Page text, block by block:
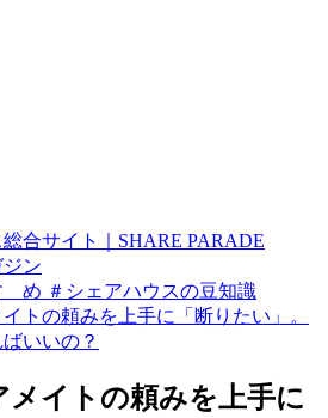
合サイト｜SHARE PARADE
ン
め ＃シェアハウスの豆知識
トの頼みを上手に「断りたい」。
いいの？
イトの頼みを上手に